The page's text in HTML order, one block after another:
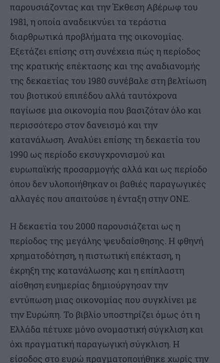
παρουσιάζοντας και την Έκθεση Αβέρωφ του
1981, η οποία αναδεικνύει τα τεράστια
διαρθρωτικά προβλήματα της οικονομίας.
Εξετάζει επίσης στη συνέχεια πώς η περίοδος
της κρατικής επέκτασης και της αναδιανομής
της δεκαετίας του 1980 συνέβαλε στη βελτίωση
του βιοτικού επιπέδου αλλά ταυτόχρονα
παγίωσε μια οικονομία που βασιζόταν όλο και
περισσότερο στον δανεισμό και την
κατανάλωση. Αναλύει επίσης τη δεκαετία του
1990 ως περίοδο εκσυγχρονισμού και
ευρωπαϊκής προσαρμογής αλλά και ως περίοδο
όπου δεν υλοποιήθηκαν οι βαθιές παραγωγικές
αλλαγές που απαιτούσε η ένταξη στην ΟΝΕ.
Η δεκαετία του 2000 παρουσιάζεται ως η
περίοδος της μεγάλης ψευδαίσθησης. Η φθηνή
χρηματοδότηση, η πιστωτική επέκταση, η
έκρηξη της κατανάλωσης και η επίπλαστη
αίσθηση ευημερίας δημιούργησαν την
εντύπωση μιας οικονομίας που συγκλίνει με
την Ευρώπη. Το βιβλίο υποστηρίζει όμως ότι η
Ελλάδα πέτυχε μόνο ονομαστική σύγκλιση και
όχι πραγματική παραγωγική σύγκλιση. Η
είσοδος στο ευρώ πραγματοποιήθηκε χωρίς την